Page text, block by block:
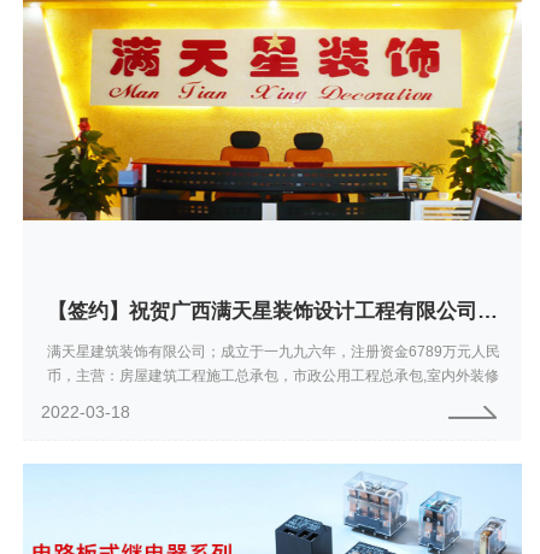
【签约】祝贺广西满天星装饰设计工程有限公司开通4008833323服务热线欢迎咨询装饰设计工程
满天星建筑装饰有限公司；成立于一九九六年，注册资金6789万元人民
币，主营：房屋建筑工程施工总承包，市政公用工程总承包,室内外装修
专业承包...
2022-03-18